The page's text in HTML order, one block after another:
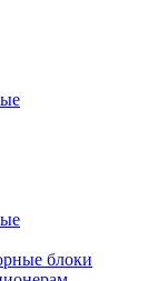
блоки